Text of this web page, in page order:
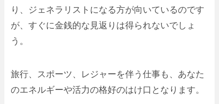
り、ジェネラリストになる方が向いているのです
が、すぐに金銭的な見返りは得られないでしょ
う。
旅行、スポーツ、レジャーを伴う仕事も、あなた
のエネルギーや活力の格好のはけ口となります。